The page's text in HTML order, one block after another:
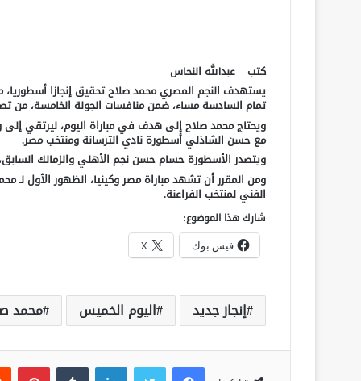
كتب – عبدالله النحاس
يستهدف النجم المصري محمد صلاح تحقيق إنجازا أسطوريا،
تمام السادسة مساء، ضمن منافسات الجولة الخامسة، من
مع حسن الشاذلي أسطورة نادي الترسانة ومنتخب مصر.
ويتصدر الأسطورة حسام حسن نجم الأهلي والزمالك السابق،
ومن المقرر أن تشهد مباراة مصر وكينيا، الظهور الأول لـ
الفني لمنتخب الفراعنة.
شارك هذا الموضوع:
فيس بوك X
إنجاز جديد اليوم الخميس محمد
فيسبوك لينكدإن بينتيريست